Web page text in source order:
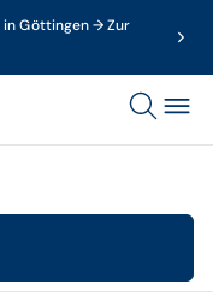
in Göttingen → Zur